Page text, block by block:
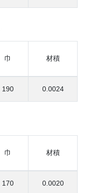
巾 材積
190 0.0024
巾 材積
170 0.0020